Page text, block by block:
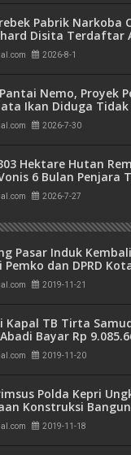
Pabrik Narkoba
Disita Terdaftar
Properti
2026-8-1
Nemo, Proyek
Ikan Diduga
2026-7-30
Hektare Hutan
6 Bulan Penjara
2026-7-27
Pasar Induk
Pemko dan DPRD
2019-11-21
Kapal TB Tirta
Bayar Rp
2019-11-20
Polda Kepri
Konstruksi
Tahap II
2019-11-18